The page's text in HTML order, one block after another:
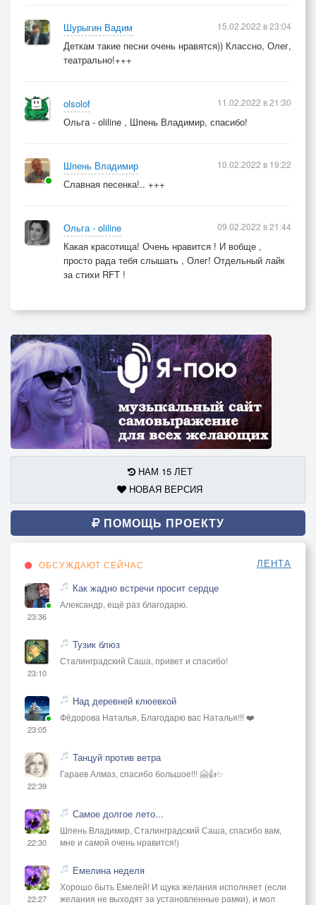
Шурыгин Вадим
Деткам такие песни очень нравятся)) Классно, Олег,
театрально!+++
15.02.2022 в 23:04
olsolof
Ольга - oliline , Шпень Владимир, спасибо!
11.02.2022 в 21:30
Шпень Владимир
Славная песенка!.. +++
10.02.2022 в 19:22
Ольга - oliline
Какая красотища! Очень нравится ! И вобще ,
просто рада тебя слышать , Олег! Отдельный лайк
за стихи RFT !
09.02.2022 в 21:44
НАМ 15 ЛЕТ
НОВАЯ ВЕРСИЯ
ПОМОЩЬ ПРОЕКТУ
ОБСУЖДАЮТ СЕЙЧАС ЛЕНТА
23:36
Как жадно встречи просит сердце
Александр, ещё раз благодарю.
23:10
Тузик блюз
Сталинградский Саша, привет и спасибо!
23:05
Над деревней клюевкой
Фёдорова Наталья, Благодарю вас Наталья!!! ❤️
22:39
Танцуй против ветра
Гараев Алмаз, спасибо большое!!! 🤗👍✨
22:30
Самое долгое лето...
Шпень Владимир, Сталинградский Саша, спасибо вам,
мне и самой очень нравится!)
22:27
Емелина неделя
Хорошо быть Емелей! И щука желания исполняет (если
желания не выходят за установленные рамки), и мол